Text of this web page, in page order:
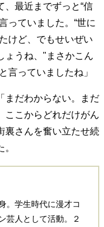
、最近までずっと“信
っていました。“世に
けど、でもせいぜい
ょうね、"まさかこん
言っていましたね」
だわからない。まだ
ここからどれだけがん
裏さんを奮い立たせ続
。学生時代に漫才コ
芸人として活動。２